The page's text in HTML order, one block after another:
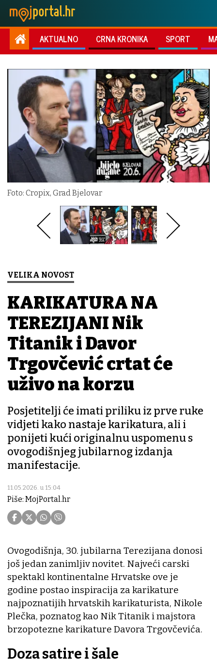
AKTUALNO CRNA KRONIKA SPORT
Foto: Cropix, Grad Bjelovar
VELIKA NOVOST
KARIKATURA NA
TEREZIJANI Nik
Titanik i Davor
Trgovčević crtat će
uživo na korzu
Posjetitelji će imati priliku iz prve ruke
vidjeti kako nastaje karikatura, ali i
ponijeti kući originalnu uspomenu s
ovogodišnjeg jubilarnog izdanja
manifestacije.
11.05.2026. u 15:04
Piše: MojPortal.hr
Ovogodišnja, 30. jubilarna Terezijana donosi
još jedan zanimljiv novitet. Najveći carski
spektakl kontinentalne Hrvatske ove je
godine postao inspiracija za karikature
najpoznatijih hrvatskih karikaturista, Nikole
Plečka, poznatog kao Nik Titanik i majstora
brzopotezne karikature Davora Trgovčevića.
Doza satire i šale